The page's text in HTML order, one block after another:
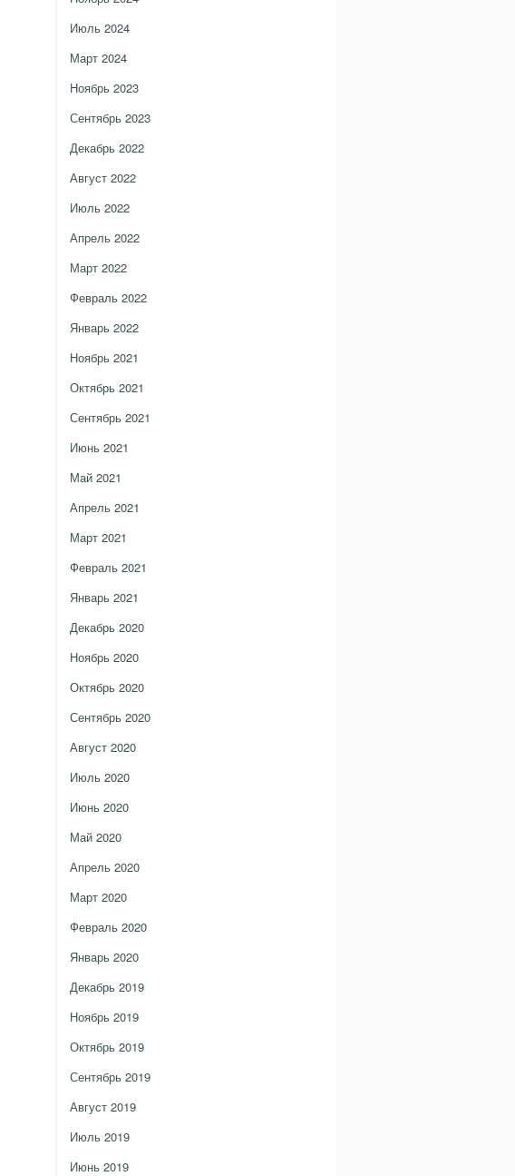
Июль 2024
Март 2024
Ноябрь 2023
Сентябрь 2023
Декабрь 2022
Август 2022
Июль 2022
Апрель 2022
Март 2022
Февраль 2022
Январь 2022
Ноябрь 2021
Октябрь 2021
Сентябрь 2021
Июнь 2021
Май 2021
Апрель 2021
Март 2021
Февраль 2021
Январь 2021
Декабрь 2020
Ноябрь 2020
Октябрь 2020
Сентябрь 2020
Август 2020
Июль 2020
Июнь 2020
Май 2020
Апрель 2020
Март 2020
Февраль 2020
Январь 2020
Декабрь 2019
Ноябрь 2019
Октябрь 2019
Сентябрь 2019
Август 2019
Июль 2019
Июнь 2019